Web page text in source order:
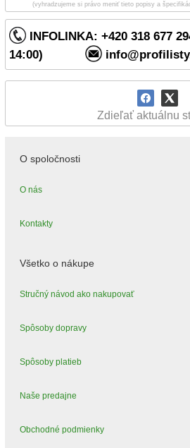
INFOLINKA: +420 318 677
14:00)
Zdieľať aktuálnu
(vyhradzujeme si právo meniť tieto popisy a
O spoločnosti
O nás
Kontakty
Všetko o nákupe
Stručný návod ako nakupovať
Spôsoby dopravy
Spôsoby platieb
Naše predajne
Obchodné podmienky